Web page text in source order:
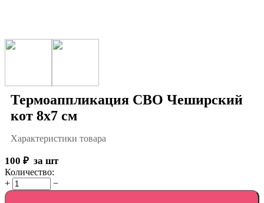
Термоаппликация СВО Чеширский
кот 8х7 см
Характеристики товара
100 ₽ за шт
Количество:
+
−